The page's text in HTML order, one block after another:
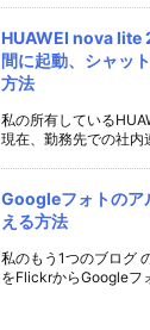
HUAWEI nova lite
間に起動、シャッ
方法
私の所有している
現在、勤務先での社内
Googleフォトのア
える方法
私のもう1つのブログ
をFlickrからGoogleフ